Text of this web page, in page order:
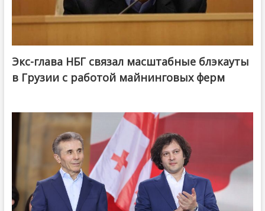
Экс-глава НБГ связал масштабные блэкауты
в Грузии с работой майнинговых ферм